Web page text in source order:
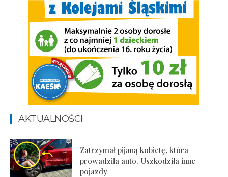
AKTUALNOŚCI
Zatrzymał pijaną kobietę, która
prowadziła auto. Uszkodziła inne
pojazdy